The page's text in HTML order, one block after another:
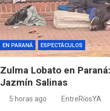
EN PARANÁ ESPECTÁCULOS
Zulma Lobato en
Jazmín Salinas
5 horas ago EntreRíosYA